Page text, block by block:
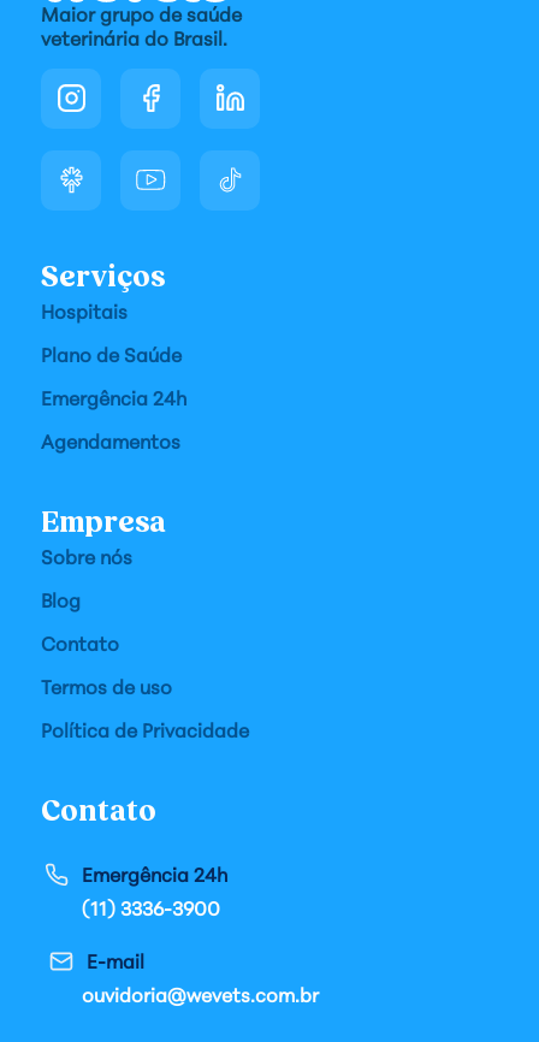
Maior grupo de saúde
veterinária do Brasil.
Serviços
Hospitais
Plano de Saúde
Emergência 24h
Agendamentos
Empresa
Sobre nós
Blog
Contato
Termos de uso
Política de Privacidade
Contato
Emergência 24h
(11) 3336-3900
E-mail
ouvidoria@wevets.com.br